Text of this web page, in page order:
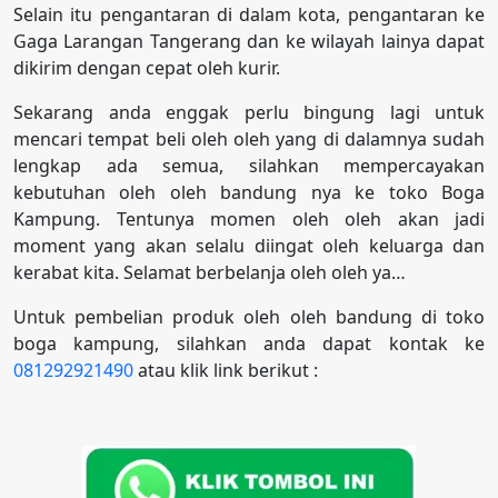
Selain itu pengantaran di dalam kota, pengantaran ke
Gaga Larangan Tangerang dan ke wilayah lainya dapat
dikirim dengan cepat oleh kurir.
Sekarang anda enggak perlu bingung lagi untuk
mencari tempat beli oleh oleh yang di dalamnya sudah
lengkap ada semua, silahkan mempercayakan
kebutuhan oleh oleh bandung nya ke toko Boga
Kampung. Tentunya momen oleh oleh akan jadi
moment yang akan selalu diingat oleh keluarga dan
kerabat kita. Selamat berbelanja oleh oleh ya…
Untuk pembelian produk oleh oleh bandung di toko
boga kampung, silahkan anda dapat kontak ke
081292921490atau klik link berikut :